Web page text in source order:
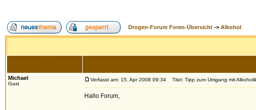
Drogen-Forum Foren-Übersicht -> Alkohol
Michael
Gast
Verfasst am: 15. Apr 2008 09:34 Titel: Tipp zum Umgang mit
Hallo Forum,